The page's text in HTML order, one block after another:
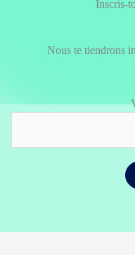
Inscris-
Nous te tiendrons